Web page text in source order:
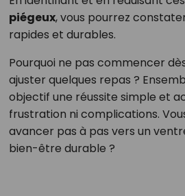
piégeux, vous pourrez
rapides et durables.
Pourquoi ne pas commencer
ajuster quelques repas ?
objectif une réussite simple et
frustration ni complications.
avancer pas à pas vers un
bien-être durable ?